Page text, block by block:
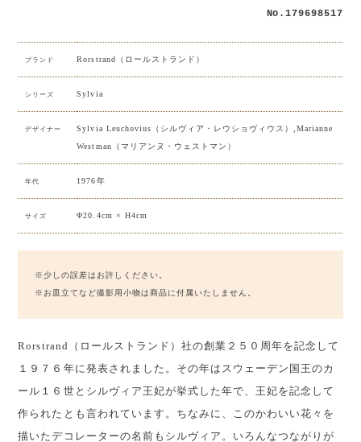
No.179698517
ブランド Rorstrand（ロールストランド）
シリーズ Sylvia
デザイナー
Sylvia Leuchovius（シルヴィア・レウショヴィウス）,Marianne
Westman（マリアンヌ・ウェストマン）
年代 1976年
サイズ Φ20.4cm × H4cm
※少しの誤差はお許しください。
※お皿立てなど撮影用小物は商品に付属いたしません。
Rorstrand（ロールストランド）社の創業２５０周年を記念して
１９７６年に発表されました。その年はスウェーデン国王のカ
ール１６世とシルヴィア王妃が挙式した年で、王妃を記念して
作られたとも言われています。ちなみに、このかわいい花々を
描いたデコレーターの名前もシルヴィア。いろんなつながりが